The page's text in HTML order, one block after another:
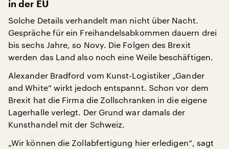
in der EU
Solche Details verhandelt man nicht über Nacht.
Gespräche für ein Freihandelsabkommen dauern drei
bis sechs Jahre, so Novy. Die Folgen des Brexit
werden das Land also noch eine Weile beschäftigen.
Alexander Bradford vom Kunst-Logistiker „Gander
and White“ wirkt jedoch entspannt. Schon vor dem
Brexit hat die Firma die Zollschranken in die eigene
Lagerhalle verlegt. Der Grund war damals der
Kunsthandel mit der Schweiz.
„Wir können die Zollabfertigung hier erledigen“, sagt